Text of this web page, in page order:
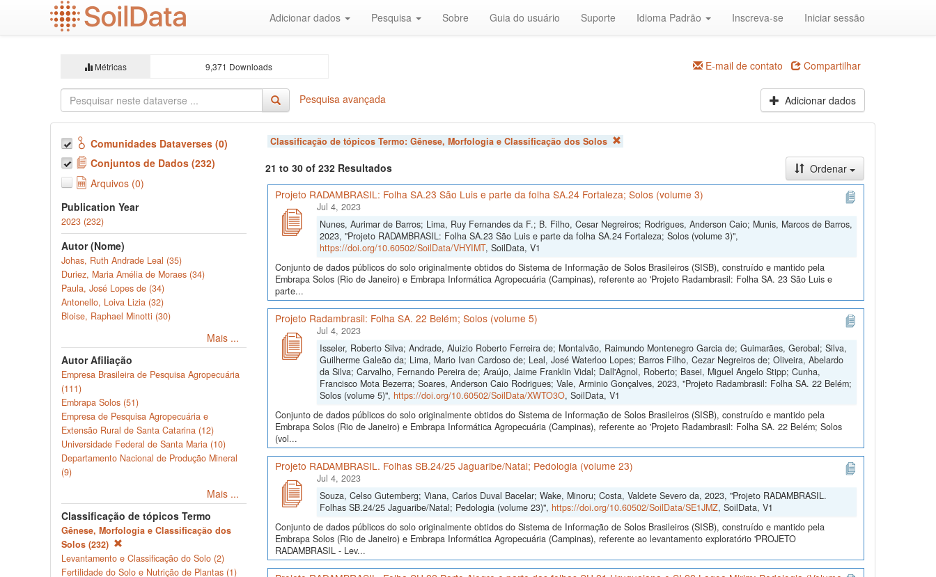
Adicionar dados Pesquisa Sobre Guia do usuário Suporte Idioma Padrão Inscreva-se Iniciar sessão
Métricas 9,371 Downloads E-mail de contato Compartilhar
Pesquisa avançada Adicionar dados
Comunidades Dataverses (0)
Conjuntos de Dados (232)
Arquivos (0)
Publication Year
2023 (232)
Autor (Nome)
Johas, Ruth Andrade Leal (35)
Duriez, Maria Amélia de Moraes (34)
Paula, José Lopes de (34)
Antonello, Loiva Lizia (32)
Bloise, Raphael Minotti (30)
Mais ...
Autor Afiliação
Empresa Brasileira de Pesquisa Agropecuária
(111)
Embrapa Solos (51)
Empresa de Pesquisa Agropecuária e
Extensão Rural de Santa Catarina (12)
Universidade Federal de Santa Maria (10)
Departamento Nacional de Produção Mineral
(9)
Mais ...
Classificação de tópicos Termo
Gênese, Morfologia e Classificação dos
Solos (232)
Levantamento e Classificação do Solo (2)
Fertilidade do Solo e Nutrição de Plantas (1)
Classificação de tópicos Termo: Gênese, Morfologia e Classificação dos Solos
21 to 30 of 232 Resultados
Ordenar
Projeto RADAMBRASIL: Folha SA.23 São Luis e parte da folha SA.24 Fortaleza; Solos (volume 3)
Jul 4, 2023
Nunes, Aurimar de Barros; Lima, Ruy Fernandes da F.; B. Filho, Cesar Negreiros; Rodrigues, Anderson Caio; Munis, Marcos de Barros,
2023, "Projeto RADAMBRASIL: Folha SA.23 São Luis e parte da folha SA.24 Fortaleza; Solos (volume 3)",
https://doi.org/10.60502/SoilData/VHYIMT, SoilData, V1
Conjunto de dados públicos do solo originalmente obtidos do Sistema de Informação de Solos Brasileiros (SISB), construído e mantido pela
Embrapa Solos (Rio de Janeiro) e Embrapa Informática Agropecuária (Campinas), referente ao 'Projeto Radambrasil: Folha SA. 23 São Luis e
parte...
Projeto Radambrasil: Folha SA. 22 Belém; Solos (volume 5)
Jul 4, 2023
Isseler, Roberto Silva; Andrade, Aluizio Roberto Ferreira de; Montalvão, Raimundo Montenegro Garcia de; Guimarães, Gerobal; Silva,
Guilherme Galeão da; Lima, Mario Ivan Cardoso de; Leal, José Waterloo Lopes; Barros Filho, Cezar Negreiros de; Oliveira, Abelardo
da Silva; Carvalho, Fernando Pereira de; Araújo, Jaime Franklin Vidal; Dall'Agnol, Roberto; Basei, Miguel Angelo Stipp; Cunha,
Francisco Mota Bezerra; Soares, Anderson Caio Rodrigues; Vale, Arminio Gonçalves, 2023, "Projeto Radambrasil: Folha SA. 22 Belém;
Solos (volume 5)", https://doi.org/10.60502/SoilData/XWTO3O, SoilData, V1
Conjunto de dados públicos do solo originalmente obtidos do Sistema de Informação de Solos Brasileiros (SISB), construído e mantido pela
Embrapa Solos (Rio de Janeiro) e Embrapa Informática Agropecuária (Campinas), referente ao 'Projeto Radambrasil: Folha SA. 22 Belém; Solos
(vol...
Projeto RADAMBRASIL. Folhas SB.24/25 Jaguaribe/Natal; Pedologia (volume 23)
Jul 4, 2023
Souza, Celso Gutemberg; Viana, Carlos Duval Bacelar; Wake, Minoru; Costa, Valdete Severo da, 2023, "Projeto RADAMBRASIL.
Folhas SB.24/25 Jaguaribe/Natal; Pedologia (volume 23)", https://doi.org/10.60502/SoilData/SE1JMZ, SoilData, V1
Conjunto de dados públicos do solo originalmente obtidos do Sistema de Informação de Solos Brasileiros (SISB), construído e mantido pela
Embrapa Solos (Rio de Janeiro) e Embrapa Informática Agropecuária (Campinas), referente ao levantamento exploratório 'PROJETO
RADAMBRASIL - Lev...